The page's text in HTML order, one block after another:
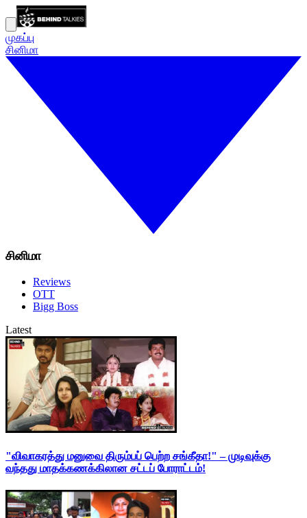
முகப்பு
சினிமா
சினிமா
Reviews
OTT
Bigg Boss
Latest
"விவாகரத்து மனுவை திரும்பப் பெற்ற சங்கீதா!" – முடிவுக்கு
வந்தது மாதக்கணக்கிலான சட்டப் போராட்டம்!